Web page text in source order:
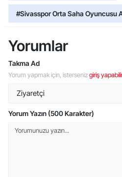
#Sivasspor Orta Saha Oyuncusu
Yorumlar
Takma Ad
Yorum yapmak için, istersenizgiriş
Yorum Yazın (500 Karakter)